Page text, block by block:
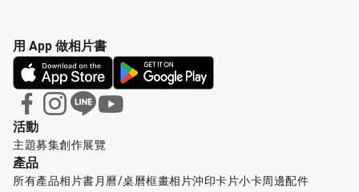
活動
主題募集創作展覽
產品
所有產品相片書 月曆/桌曆框畫相片沖印卡片小卡周邊配件
用 App 做相片書